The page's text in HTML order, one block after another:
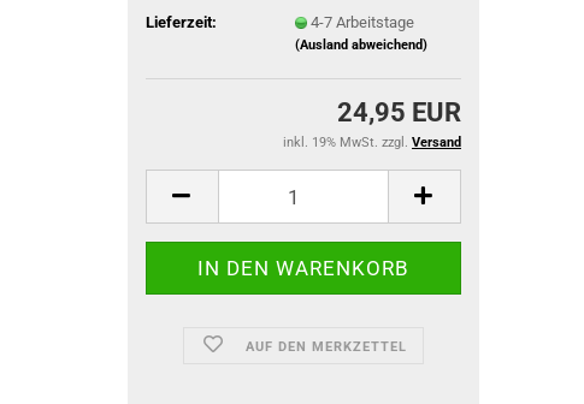
Lieferzeit:
4-7 Arbeitstage
(Ausland abweichend)
24,95 EUR
inkl. 19% MwSt. zzgl. Versand
AUF DEN MERKZETTEL